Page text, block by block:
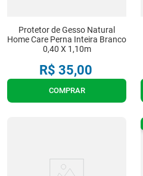
Protetor de Gesso Natural
Home Care Perna Inteira Branco
0,40 X 1,10m
R$ 35,00
COMPRAR